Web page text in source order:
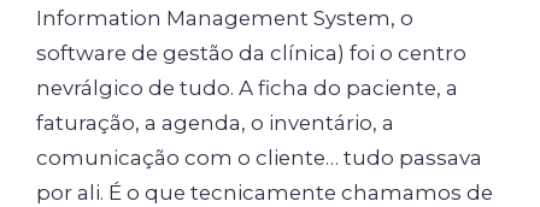
Information Management System, o
software de gestão da clínica) foi o centro
nevrálgico de tudo. A ficha do paciente, a
faturação, a agenda, o inventário, a
comunicação com o cliente… tudo passava
por ali. É o que tecnicamente chamamos de